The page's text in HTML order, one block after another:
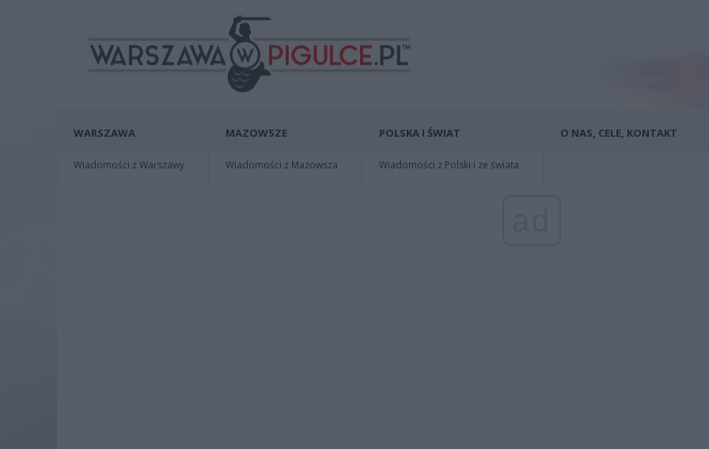
WARSZAWA
Wiadomości z Warszawy
MAZOWSZE
Wiadomości z Mazowsza
POLSKA I ŚWIAT
Wiadomości z Polski i ze świata
O NAS, CELE, KONTAKT